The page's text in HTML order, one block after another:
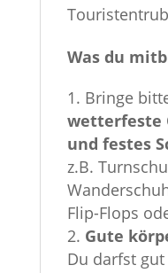
Was du
Bringe
wetterfeste
und festes
z.B.
Flip-Flops
Gute
Du darfst